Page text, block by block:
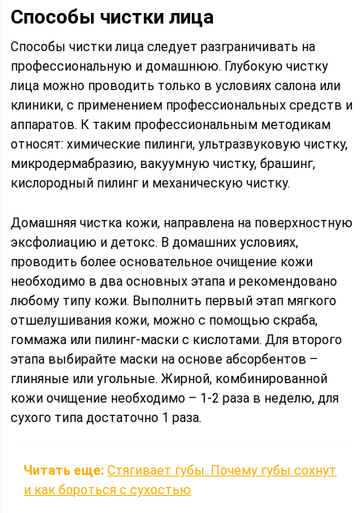
Способы чистки лица
Способы чистки лица следует разграничивать на
профессиональную и домашнюю. Глубокую чистку
лица можно проводить только в условиях салона или
клиники, с применением профессиональных средств и
аппаратов. К таким профессиональным методикам
относят: химические пилинги, ультразвуковую чистку,
микродермабразию, вакуумную чистку, брашинг,
кислородный пилинг и механическую чистку.
Домашняя чистка кожи, направлена на поверхностную
эксфолиацию и детокс. В домашних условиях,
проводить более основательное очищение кожи
необходимо в два основных этапа и рекомендовано
любому типу кожи. Выполнить первый этап мягкого
отшелушивания кожи, можно с помощью скраба,
гоммажа или пилинг-маски с кислотами. Для второго
этапа выбирайте маски на основе абсорбентов –
глиняные или угольные. Жирной, комбинированной
кожи очищение необходимо – 1-2 раза в неделю, для
сухого типа достаточно 1 раза.
Читать еще: Стягивает губы. Почему губы сохнут
и как бороться с сухостью